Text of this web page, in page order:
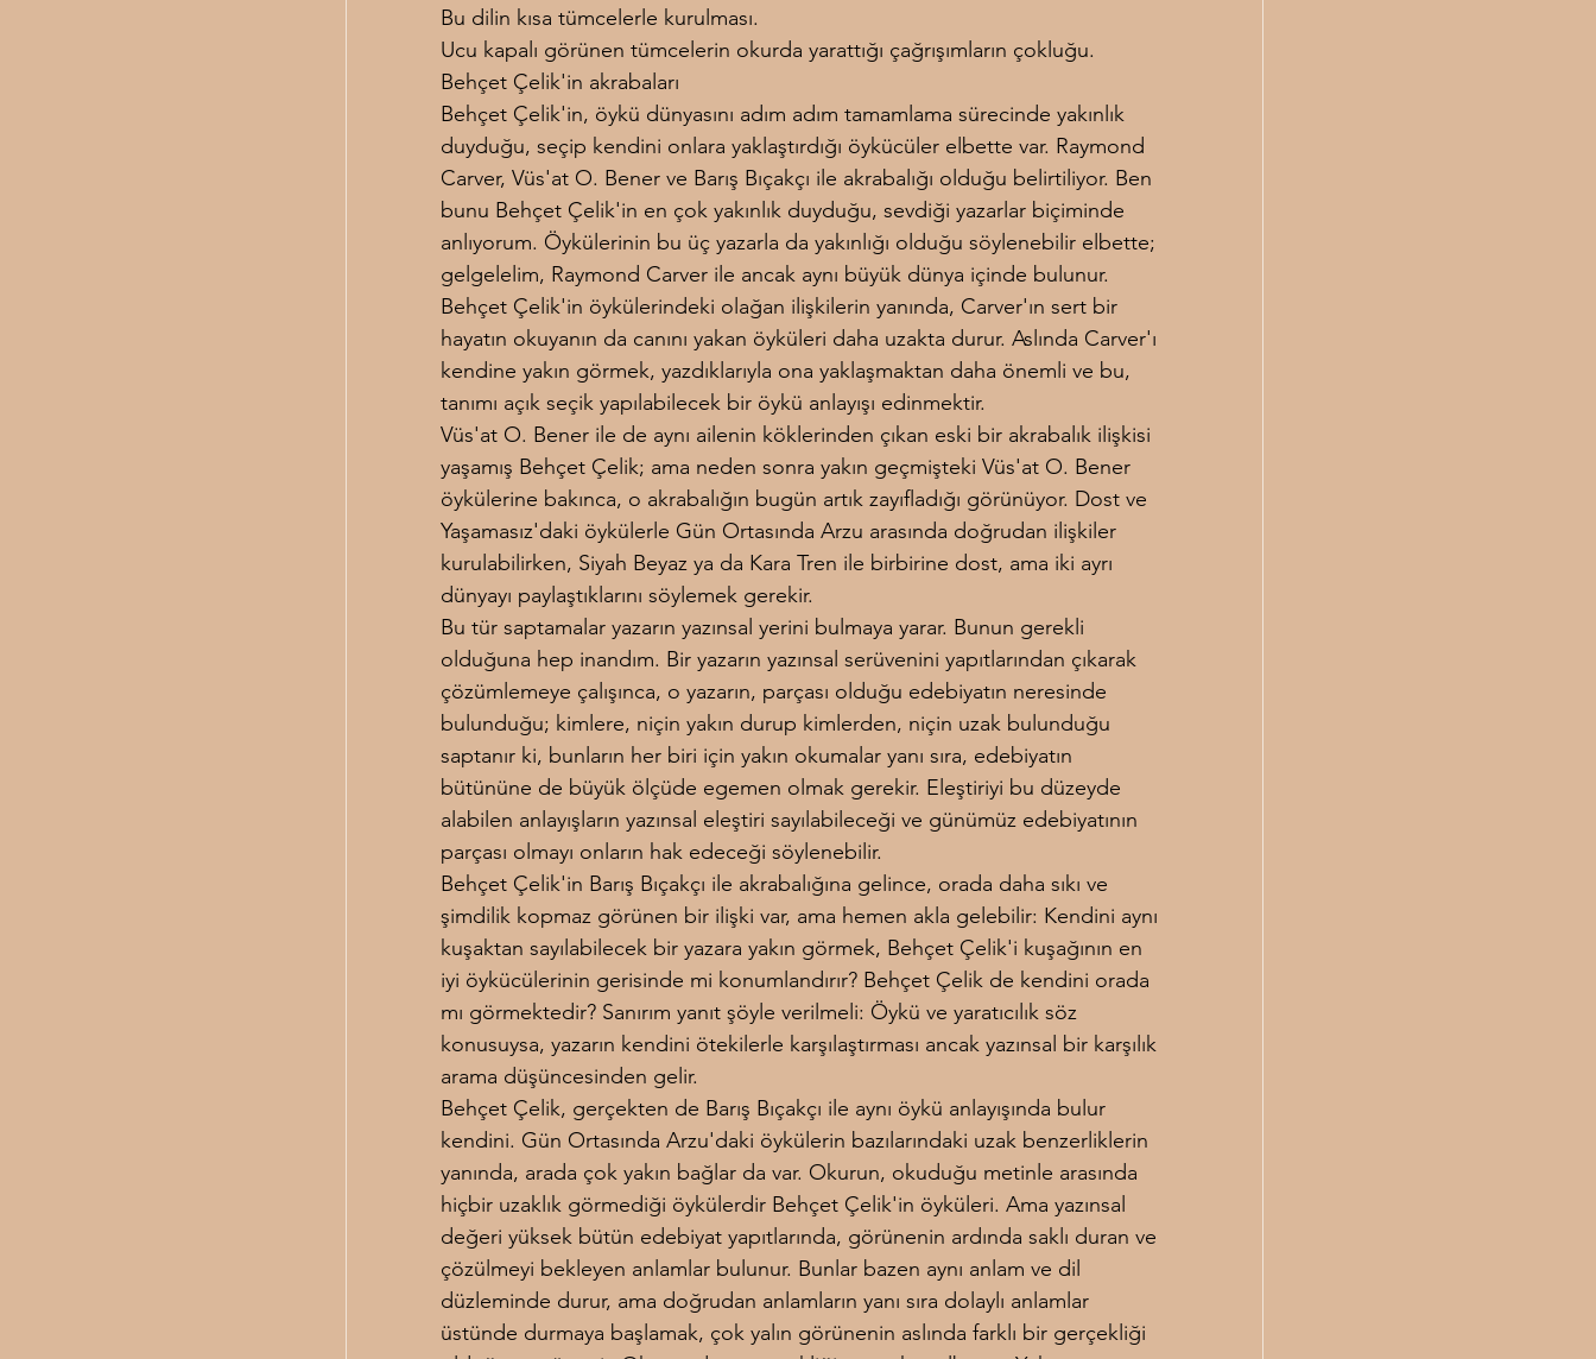
Bu dilin kısa tümcelerle kurulması.
Ucu kapalı görünen tümcelerin okurda yarattığı çağrışımların çokluğu.
Behçet Çelik'in akrabaları
Behçet Çelik'in, öykü dünyasını adım adım tamamlama sürecinde yakınlık
duyduğu, seçip kendini onlara yaklaştırdığı öykücüler elbette var. Raymond
Carver, Vüs'at O. Bener ve Barış Bıçakçı ile akrabalığı olduğu belirtiliyor. Ben
bunu Behçet Çelik'in en çok yakınlık duyduğu, sevdiği yazarlar biçiminde
anlıyorum. Öykülerinin bu üç yazarla da yakınlığı olduğu söylenebilir elbette;
gelgelelim, Raymond Carver ile ancak aynı büyük dünya içinde bulunur.
Behçet Çelik'in öykülerindeki olağan ilişkilerin yanında, Carver'ın sert bir
hayatın okuyanın da canını yakan öyküleri daha uzakta durur. Aslında Carver'ı
kendine yakın görmek, yazdıklarıyla ona yaklaşmaktan daha önemli ve bu,
tanımı açık seçik yapılabilecek bir öykü anlayışı edinmektir.
Vüs'at O. Bener ile de aynı ailenin köklerinden çıkan eski bir akrabalık ilişkisi
yaşamış Behçet Çelik; ama neden sonra yakın geçmişteki Vüs'at O. Bener
öykülerine bakınca, o akrabalığın bugün artık zayıfladığı görünüyor. Dost ve
Yaşamasız'daki öykülerle Gün Ortasında Arzu arasında doğrudan ilişkiler
kurulabilirken, Siyah Beyaz ya da Kara Tren ile birbirine dost, ama iki ayrı
dünyayı paylaştıklarını söylemek gerekir.
Bu tür saptamalar yazarın yazınsal yerini bulmaya yarar. Bunun gerekli
olduğuna hep inandım. Bir yazarın yazınsal serüvenini yapıtlarından çıkarak
çözümlemeye çalışınca, o yazarın, parçası olduğu edebiyatın neresinde
bulunduğu; kimlere, niçin yakın durup kimlerden, niçin uzak bulunduğu
saptanır ki, bunların her biri için yakın okumalar yanı sıra, edebiyatın
bütününe de büyük ölçüde egemen olmak gerekir. Eleştiriyi bu düzeyde
alabilen anlayışların yazınsal eleştiri sayılabileceği ve günümüz edebiyatının
parçası olmayı onların hak edeceği söylenebilir.
Behçet Çelik'in Barış Bıçakçı ile akrabalığına gelince, orada daha sıkı ve
şimdilik kopmaz görünen bir ilişki var, ama hemen akla gelebilir: Kendini aynı
kuşaktan sayılabilecek bir yazara yakın görmek, Behçet Çelik'i kuşağının en
iyi öykücülerinin gerisinde mi konumlandırır? Behçet Çelik de kendini orada
mı görmektedir? Sanırım yanıt şöyle verilmeli: Öykü ve yaratıcılık söz
konusuysa, yazarın kendini ötekilerle karşılaştırması ancak yazınsal bir karşılık
arama düşüncesinden gelir.
Behçet Çelik, gerçekten de Barış Bıçakçı ile aynı öykü anlayışında bulur
kendini. Gün Ortasında Arzu'daki öykülerin bazılarındaki uzak benzerliklerin
yanında, arada çok yakın bağlar da var. Okurun, okuduğu metinle arasında
hiçbir uzaklık görmediği öykülerdir Behçet Çelik'in öyküleri. Ama yazınsal
değeri yüksek bütün edebiyat yapıtlarında, görünenin ardında saklı duran ve
çözülmeyi bekleyen anlamlar bulunur. Bunlar bazen aynı anlam ve dil
düzleminde durur, ama doğrudan anlamların yanı sıra dolaylı anlamlar
üstünde durmaya başlamak, çok yalın görünenin aslında farklı bir gerçekliği